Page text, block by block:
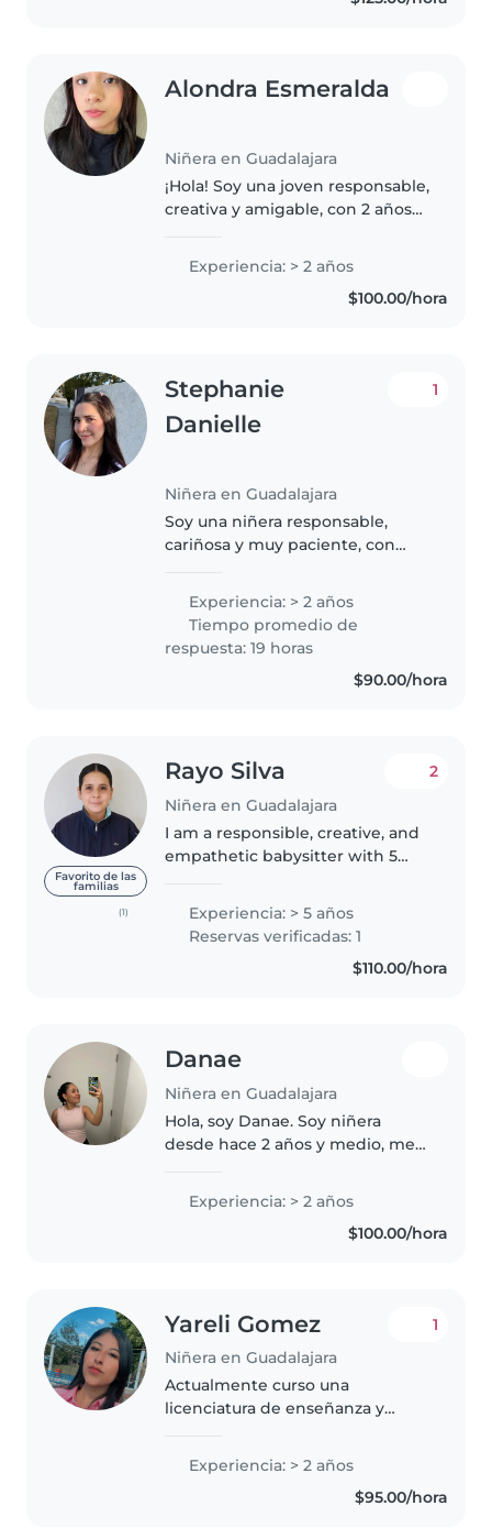
Alondra Esmeralda
Niñera en Guadalajara
¡Hola! Soy una joven responsable,
creativa y amigable, con 2 años
niños pequeños y preescolares.
Me encanta dibujar, leer cuentos,
Experiencia: > 2 años
$100.00/hora
Stephanie
Danielle
Niñera en Guadalajara
1
Soy una niñera responsable,
cariñosa y muy paciente, con
distintas edades tanto en
agencia como de forma
independiente. Tengo estudios
en nutrición, lo..
Experiencia: > 2 años
Tiempo promedio de
respuesta: 19 horas
$90.00/hora
Favorito de las
familias
(1)
Rayo Silva
Niñera en Guadalajara
2
I am a responsible, creative, and
empathetic babysitter with 5
children of all ages, from babies
to grade-schoolers. I am first aid
certified and comfortable..
Experiencia: > 5 años
Reservas verificadas: 1
$110.00/hora
Danae
Niñera en Guadalajara
Hola, soy Danae. Soy niñera
desde hace 2 años y medio, me
trato de disfrutar de lo que hago.
Me puedo trasladar fácilmente..
Experiencia: > 2 años
$100.00/hora
Yareli Gomez
Niñera en Guadalajara
1
Actualmente curso una
licenciatura de enseñanza y
secundaria, tengo 2 años
trabajando con niños de primaria
y secundaria, puedo ayudar en
Experiencia: > 2 años
$95.00/hora